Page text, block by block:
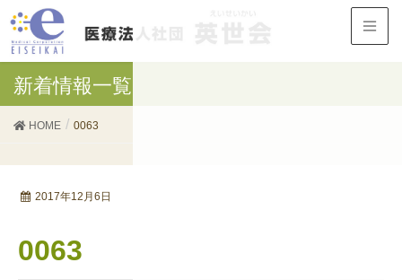
新着情報一覧
HOME 0063
2017年12月6日
0063